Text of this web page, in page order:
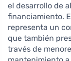
el desarrollo de
financiamiento.
representa un
que también
través de